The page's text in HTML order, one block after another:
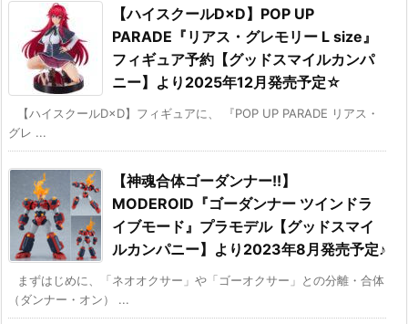
【ハイスクールD×D】POP UP
PARADE『リアス・グレモリー L size』
フィギュア予約【グッドスマイルカンパ
ニー】より2025年12月発売予定☆
【ハイスクールD×D】フィギュアに、 『POP UP PARADE リアス・
グレ ...
【神魂合体ゴーダンナー!!】
MODEROID『ゴーダンナー ツインドラ
イブモード』プラモデル【グッドスマイ
ルカンパニー】より2023年8月発売予定♪
まずはじめに、「ネオオクサー」や「ゴーオクサー」との分離・合体
（ダンナー・オン） ...